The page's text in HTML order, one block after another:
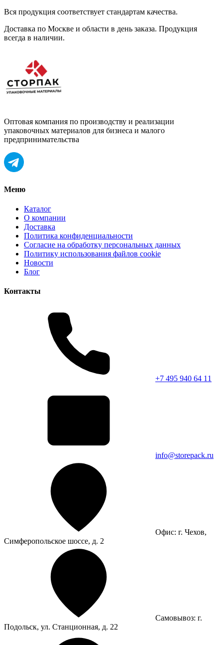
Вся продукция соответствует стандартам качества.
Доставка по Москве и области в день заказа. Продукция
всегда в наличии.
Оптовая компания по производству и реализации
упаковочных материалов для бизнеса и малого
предпринимательства
Меню
Каталог
О компании
Доставка
Политика конфиденциальности
Согласие на обработку персональных данных
Политику использования файлов cookie
Новости
Блог
Контакты
+7 495 940 64 11
info@storepack.ru
Офис: г. Чехов,
Симферопольское шоссе, д. 2
Самовывоз: г.
Подольск, ул. Станционная, д. 22